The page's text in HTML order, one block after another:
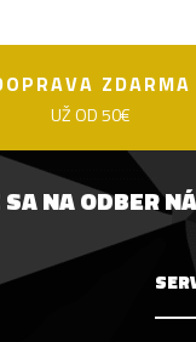
ZDARMA
UŽ OD 50€
NA ODBER